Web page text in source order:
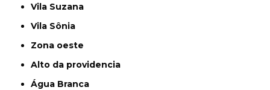
Vila Suzana
Vila Sônia
Zona oeste
alto da providencia
Água Branca